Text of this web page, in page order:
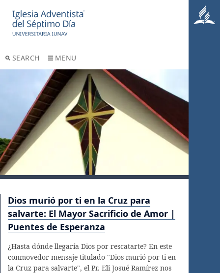
SEARCH MENU
Dios murió por ti en la Cruz para
salvarte: El Mayor Sacrificio de Amor |
Puentes de Esperanza
¿Hasta dónde llegaría Dios por rescatarte? En este
conmovedor mensaje titulado "Dios murió por ti en
la Cruz para salvarte", el Pr. Eli Josué Ramírez nos